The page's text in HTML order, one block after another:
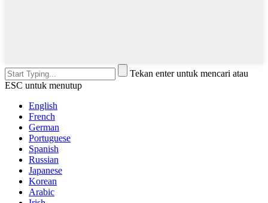
Tekan enter untuk mencari atau
ESC untuk menutup
English
French
German
Portuguese
Spanish
Russian
Japanese
Korean
Arabic